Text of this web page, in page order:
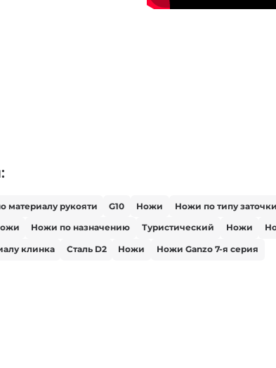
материалу рукояти G10 Ножи Ножи по типу заточки
Ножи по назначению Туристический Ножи
клинка Сталь D2 Ножи Ножи Ganzo 7-я серия